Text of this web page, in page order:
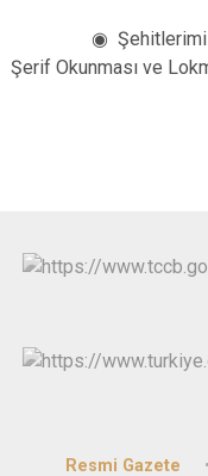
◉ Şehitlerimizin
Şerif Okunması ve
Resmi Gazete